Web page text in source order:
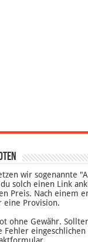
wir sogenannte
solch einen Link
Preis. Nach einem
eine Provision.
ohne Gewähr.
Fehler